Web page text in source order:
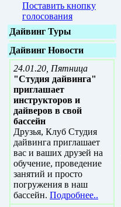
Поставить кнопку
голосования
Дайвинг Туры
Дайвинг Новости
24.01.20, Пятница
"Студия дайвинга"
приглашает
инструкторов и
дайверов в свой
бассейн
Друзья, Клуб Студия
дайвинга приглашает
вас и ваших друзей на
обучение, проведение
занятий и просто
погружения в наш
бассейн. Подробнее..